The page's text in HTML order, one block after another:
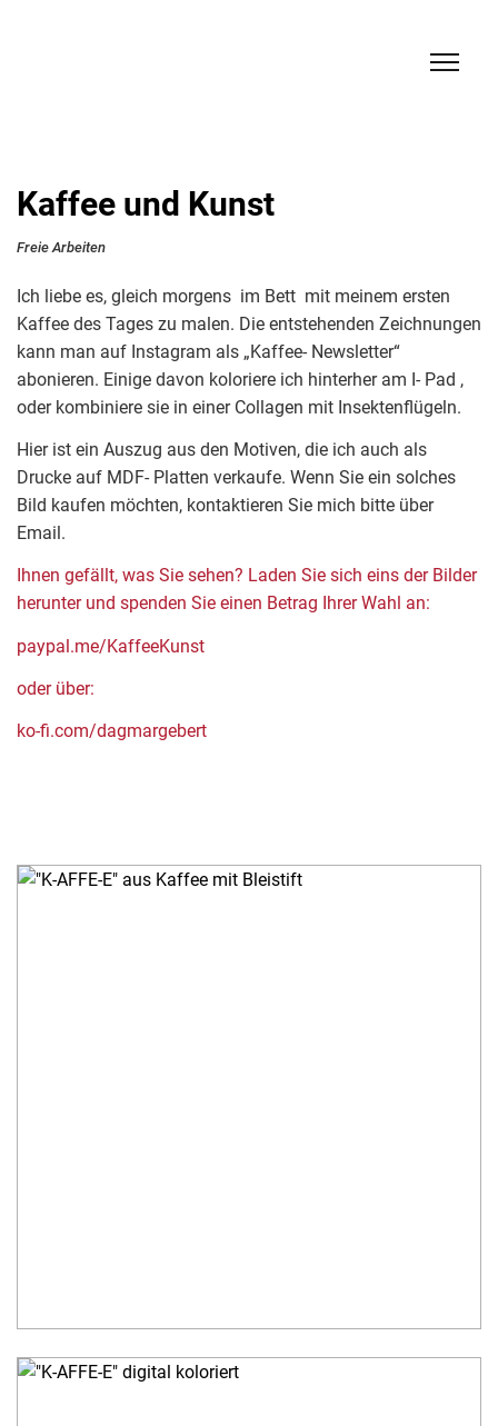
Kaffee und Kunst
Freie Arbeiten
Ich liebe es, gleich morgens im Bett mit meinem ersten
Kaffee des Tages zu malen. Die entstehenden Zeichnungen
kann man auf Instagram als „Kaffee- Newsletter“
abonieren. Einige davon koloriere ich hinterher am I- Pad ,
oder kombiniere sie in einer Collagen mit Insektenflügeln.
Hier ist ein Auszug aus den Motiven, die ich auch als
Drucke auf MDF- Platten verkaufe. Wenn Sie ein solches
Bild kaufen möchten, kontaktieren Sie mich bitte über
Email.
Ihnen gefällt, was Sie sehen? Laden Sie sich eins der Bilder
herunter und spenden Sie einen Betrag Ihrer Wahl an:
paypal.me/KaffeeKunst
oder über:
ko-fi.com/dagmargebert